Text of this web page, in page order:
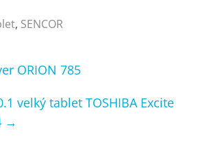
, SENCOR
ORION 785
velký tablet TOSHIBA Excite
→